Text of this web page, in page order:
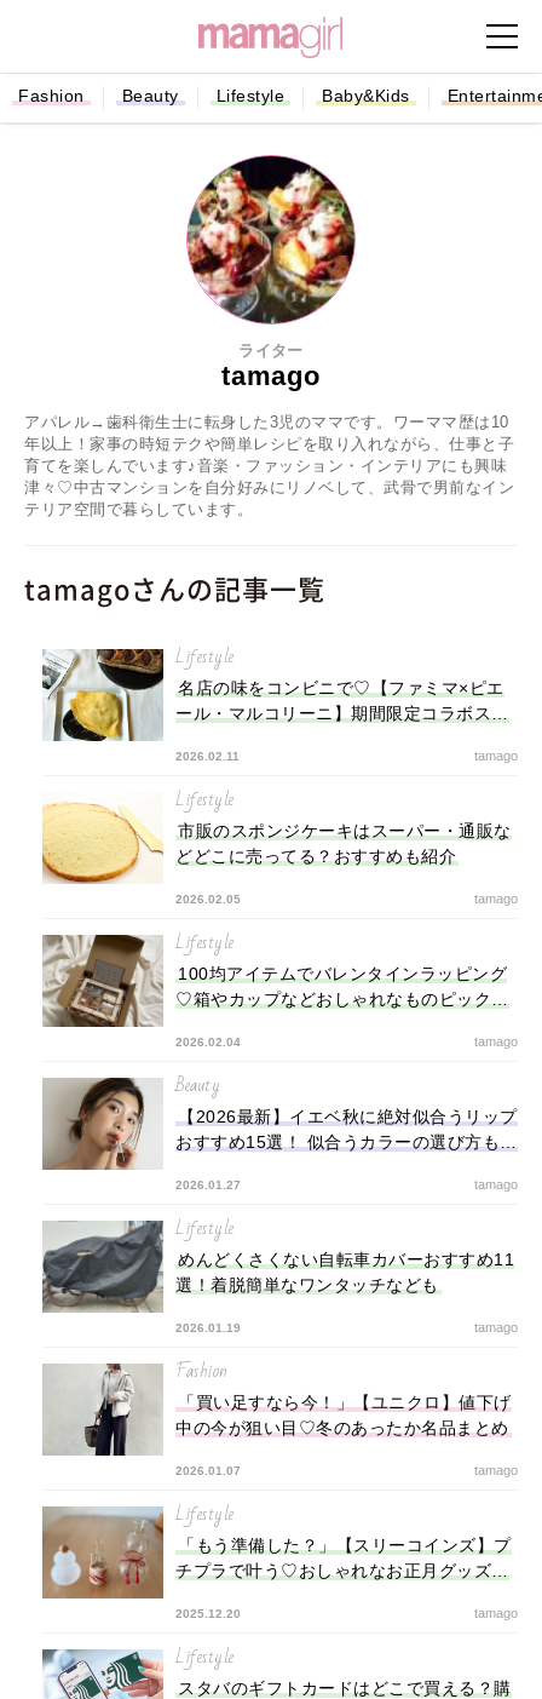
Fashion Beauty Lifestyle Baby&Kids
ライター
tamago
アパレル→歯科衛生士に転身した3児のママです。ワーママ歴は10
年以上！家事の時短テクや簡単レシピを取り入れながら、仕事と子
育てを楽しんでいます♪音楽・ファッション・インテリアにも興味
津々♡中古マンションを自分好みにリノベして、武骨で男前なイン
テリア空間で暮らしています。
tamagoさんの記事一覧
Lifestyle
名店の味をコンビニで♡【ファミマ×ピエ
ール・マルコリーニ】期間限定コラボスイ
2026.02.11 tamago
Lifestyle
市販のスポンジケーキはスーパー・通販な
どどこに売ってる？おすすめも紹介
2026.02.05 tamago
Lifestyle
100均アイテムでバレンタインラッピング
♡箱やカップなどおしゃれなものピックア
2026.02.04 tamago
Beauty
【2026最新】イエベ秋に絶対似合うリップ
おすすめ15選！ 似合うカラーの選び方も解
2026.01.27 tamago
Lifestyle
めんどくさくない自転車カバーおすすめ11
選！着脱簡単なワンタッチなども
2026.01.19 tamago
Fashion
「買い足すなら今！」【ユニクロ】値下げ
中の今が狙い目♡冬のあったか名品まとめ
2026.01.07 tamago
Lifestyle
「もう準備した？」【スリーコインズ】プ
チプラで叶う♡おしゃれなお正月グッズ特
2025.12.20 tamago
Lifestyle
スタバのギフトカードはどこで買える？購